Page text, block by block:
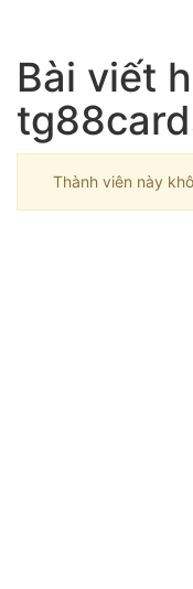
Bài viết
Thành viên này